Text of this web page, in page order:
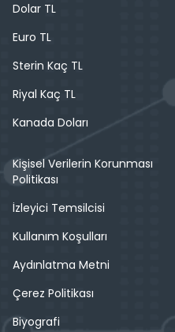
Dolar TL
Euro TL
Sterin Kaç TL
Riyal Kaç TL
Kanada Doları
Kişisel Verilerin Korunması
Politikası
İzleyici Temsilcisi
Kullanım Koşulları
Aydınlatma Metni
Çerez Politikası
Biyografi